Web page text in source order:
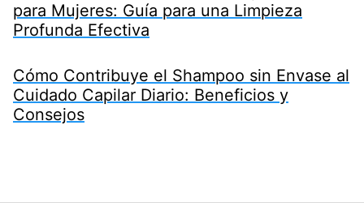
para Mujeres: Guía para una Limpieza
Profunda Efectiva
Cómo Contribuye el Shampoo sin Envase al
Cuidado Capilar Diario: Beneficios y
Consejos